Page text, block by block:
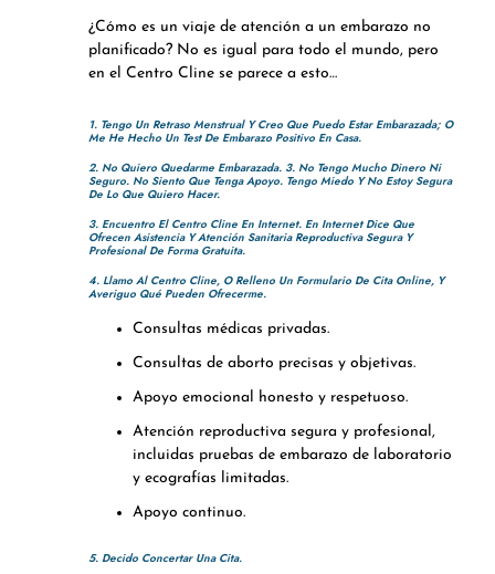
¿Cómo es un viaje de atención a un embarazo no
planificado? No es igual para todo el mundo, pero
en el Centro Cline se parece a esto…
1. Tengo Un Retraso Menstrual Y Creo Que Puedo Estar Embarazada; O
Me He Hecho Un Test De Embarazo Positivo En Casa.
2. No Quiero Quedarme Embarazada. 3. No Tengo Mucho Dinero Ni
Seguro. No Siento Que Tenga Apoyo. Tengo Miedo Y No Estoy Segura
De Lo Que Quiero Hacer.
3. Encuentro El Centro Cline En Internet. En Internet Dice Que
Ofrecen Asistencia Y Atención Sanitaria Reproductiva Segura Y
Profesional De Forma Gratuita.
4. Llamo Al Centro Cline, O Relleno Un Formulario De Cita Online, Y
Averiguo Qué Pueden Ofrecerme.
Consultas médicas privadas.
Consultas de aborto precisas y objetivas.
Apoyo emocional honesto y respetuoso.
Atención reproductiva segura y profesional,
incluidas pruebas de embarazo de laboratorio
y ecografías limitadas.
Apoyo continuo.
5. Decido Concertar Una Cita.